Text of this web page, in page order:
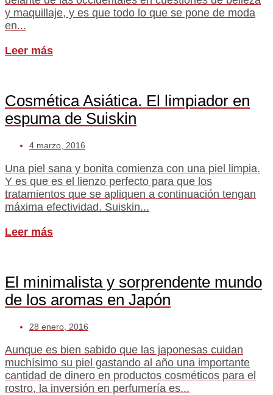
y maquillaje, y es que todo lo que se pone de moda
en...
Leer más
Cosmética Asiática. El limpiador en
espuma de Suiskin
4 marzo, 2016
Una piel sana y bonita comienza con una piel limpia.
Y es que es el lienzo perfecto para que los
tratamientos que se apliquen a continuación tengan
máxima efectividad. Suiskin...
Leer más
El minimalista y sorprendente mundo
de los aromas en Japón
28 enero, 2016
Aunque es bien sabido que las japonesas cuidan
muchísimo su piel gastando al año una importante
cantidad de dinero en productos cosméticos para el
rostro, la inversión en perfumería es...